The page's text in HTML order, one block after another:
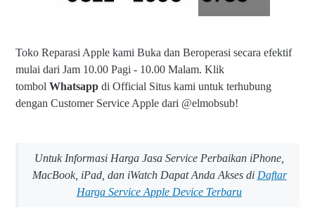
Toko Reparasi Apple kami Buka dan Beroperasi secara efektif
mulai dari Jam 10.00 Pagi - 10.00 Malam. Klik
tombol Whatsapp di Official Situs kami untuk terhubung
dengan Customer Service Apple dari @elmobsub!
Untuk Informasi Harga Jasa Service Perbaikan iPhone,
MacBook, iPad, dan iWatch Dapat Anda Akses di Daftar
Harga Service Apple Device Terbaru